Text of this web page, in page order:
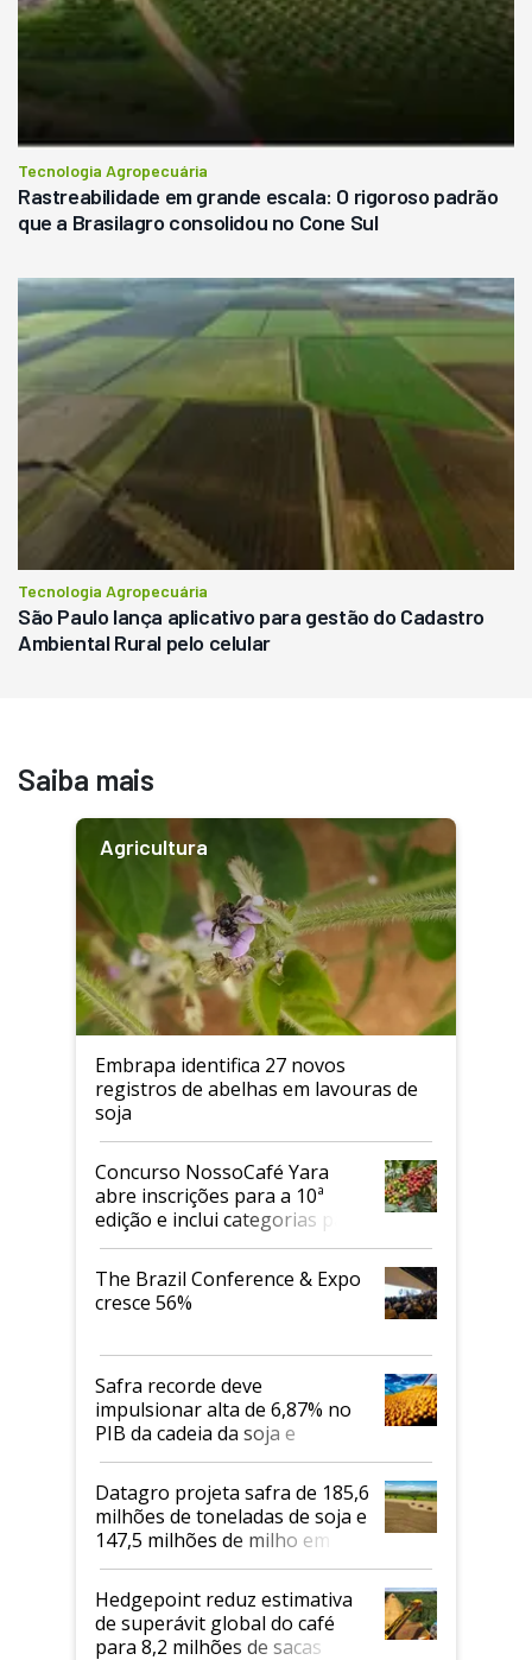
Tecnologia Agropecuária
Rastreabilidade em grande escala: O rigoroso padrão
que a Brasilagro consolidou no Cone Sul
Tecnologia Agropecuária
São Paulo lança aplicativo para gestão do Cadastro
Ambiental Rural pelo celular
Saiba mais
Agricultura
Embrapa identifica 27 novos
registros de abelhas em lavouras de
soja
Concurso NossoCafé Yara
abre inscrições para a 10ª
edição e inclui categorias para
cafés Canephora
The Brazil Conference & Expo
cresce 56%
Safra recorde deve
impulsionar alta de 6,87% no
PIB da cadeia da soja e
biodiesel em 2026
Datagro projeta safra de 185,6
milhões de toneladas de soja e
147,5 milhões de milho em
2026/27
Hedgepoint reduz estimativa
de superávit global do café
para 8,2 milhões de sacas